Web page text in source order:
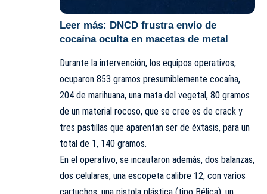
Leer más: DNCD frustra envío de
cocaína oculta en macetas de metal
Durante la intervención, los equipos operativos,
ocuparon 853 gramos presumiblemente cocaína,
204 de marihuana, una mata del vegetal, 80 gramos
de un material rocoso, que se cree es de crack y
tres pastillas que aparentan ser de éxtasis, para un
total de 1, 140 gramos.
En el operativo, se incautaron además, dos balanzas,
dos celulares, una escopeta calibre 12, con varios